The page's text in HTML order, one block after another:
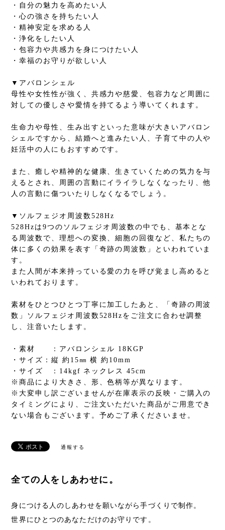
・自分の魅力を高めたい人
・心の強さを持ちたい人
・精神安定を求める人
・浄化をしたい人
・包容力や共感力を身につけたい人
・幸福のお守りが欲しい人
▼アバロンシェル
母性や女性性が強く、共感力や慈愛、包容力など周囲に
対しての優しさや愛情を持てるよう導いてくれます。
生命力や母性、生み出すといった意味が大きいアバロン
シェルですから、結婚へと進みたい人、子育て中の人や
妊活中の人にもおすすめです。
また、癒しや精神的な健康、生きていくための気力を与
えるとされ、周囲の言動にイライラしなくなったり、他
人の言動に傷ついたりしなくなるでしょう。
▼ソルフェジオ周波数528Hz
528Hzは9つのソルフェジオ周波数の中でも、基本とな
る周波数で、理想への変換、細胞の回復など、私たちの
体に多くの効果を表す「奇跡の周波数」といわれていま
す。
また人間が本来持っている愛の力を呼び覚まし高めると
いわれております。
素材をひとつひとつ丁寧に加工したあと、「奇跡の周波
数」ソルフェジオ周波数528Hzをご注文に合わせ調整
し、注音いたします。
・素材 ：アバロンシェル 18KGP
・サイズ：縦 約15㎜ 横 約10mm
・サイズ ：14kgf ネックレス 45cm
※商品により大きさ、形、色柄等が異なります。
※大変申し訳ございませんが在庫表示の反映・ご購入の
タイミングにより、ご注文いただいた商品がご用意でき
ない場合もございます。予めご了承くださいませ。
通報する
全ての人をしあわせに。
身につける人のしあわせを願いながら手づくりで制作。
世界にひとつのあなただけのお守りです。